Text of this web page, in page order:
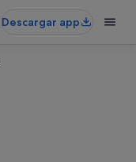
Descargar app